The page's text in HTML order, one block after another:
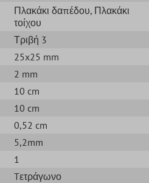
Πλακάκι δαπέδου, Πλακάκι
τοίχου
Τριβή 3
25x25 mm
2 mm
10 cm
10 cm
0,52 cm
5,2mm
1
Tετράγωνο